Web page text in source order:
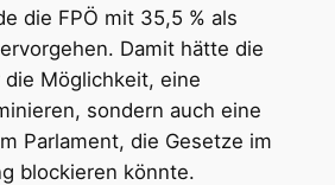
die FPÖ mit 35,5 % als
Damit hätte die
Möglichkeit, eine
sondern auch eine
Parlament, die Gesetze im
blockieren könnte.